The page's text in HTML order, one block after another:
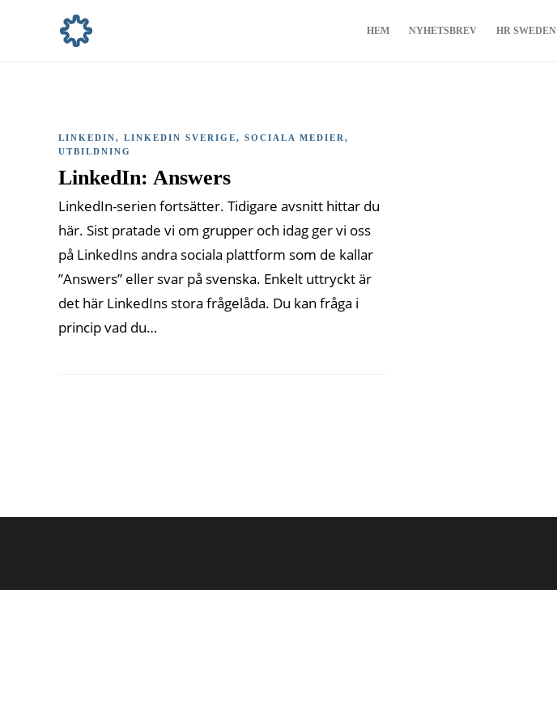
HEM NYHETSBREV HR SWEDEN
LINKEDIN, LINKEDIN SVERIGE, SOCIALA MEDIER ,
UTBILDNING
LinkedIn: Answers
LinkedIn-serien fortsätter. Tidigare avsnitt hittar du
här. Sist pratade vi om grupper och idag ger vi oss
på LinkedIns andra sociala plattform som de kallar
”Answers” eller svar på svenska. Enkelt uttryckt är
det här LinkedIns stora frågelåda. Du kan fråga i
princip vad du…